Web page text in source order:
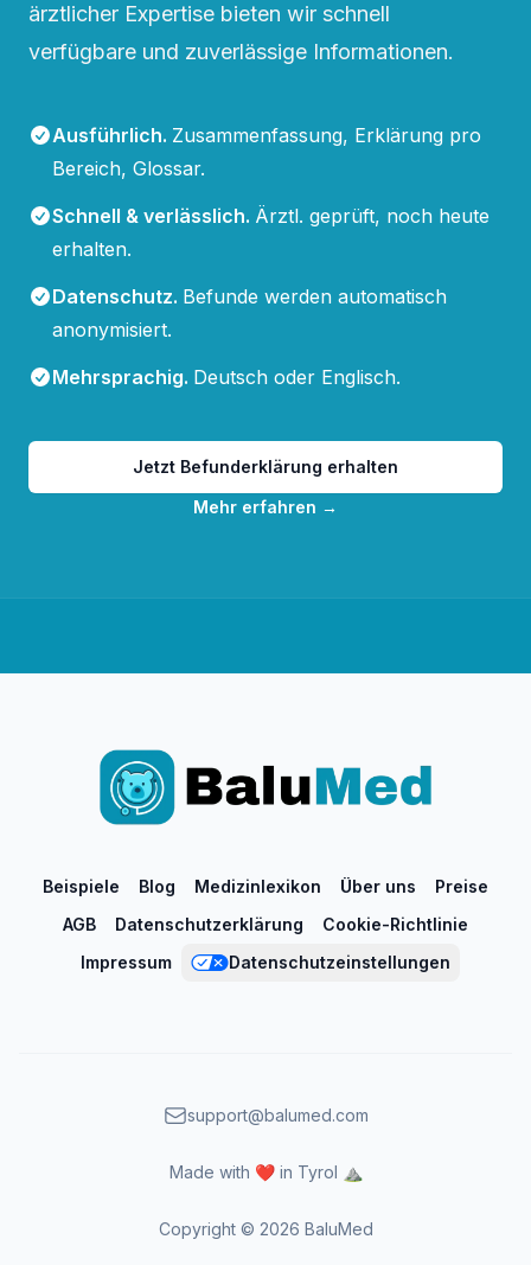
ärztlicher Expertise bieten wir schnell
verfügbare und zuverlässige Informationen.
Ausführlich. Zusammenfassung, Erklärung pro
Bereich, Glossar.
Schnell & verlässlich. Ärztl. geprüft, noch heute
erhalten.
Datenschutz. Befunde werden automatisch
anonymisiert.
Mehrsprachig. Deutsch oder Englisch.
Jetzt Befunderklärung erhalten
Mehr erfahren →
Beispiele Blog Medizinlexikon Über uns
Preise
AGB
Datenschutzerklärung
Cookie-Richtlinie
Impressum
Datenschutzeinstellungen
support@balumed.com
Made with ❤️ in Tyrol ⛰️
Copyright © 2026 BaluMed